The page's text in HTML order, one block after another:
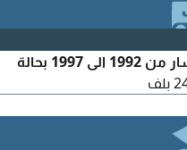
ابحث عن شراء سيارة جيب جكسار من 1992 الى 1997 بحالة